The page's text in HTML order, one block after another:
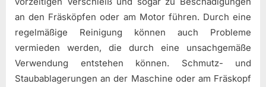
an den Fräsköpfen oder am Motor führen. Durch eine
regelmäßige Reinigung können auch Probleme
vermieden werden, die durch eine unsachgemäße
Verwendung entstehen können. Schmutz- und
Staubablagerungen an der Maschine oder am Fräskopf